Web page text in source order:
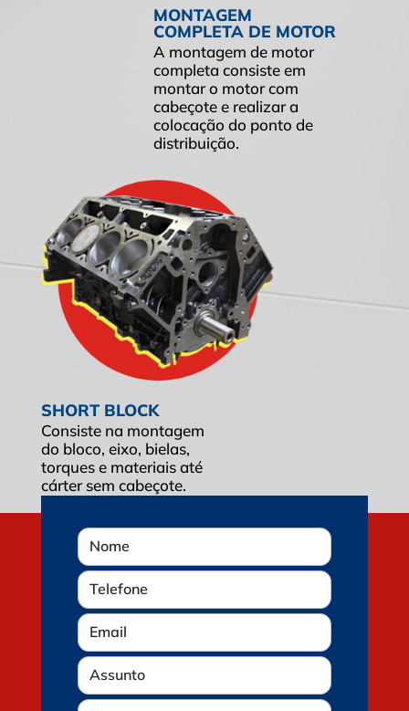
MONTAGEM
COMPLETA DE MOTOR
A montagem de motor
completa consiste em
montar o motor com
cabeçote e realizar a
colocação do ponto de
distribuição.
SHORT BLOCK
Consiste na montagem
do bloco, eixo, bielas,
torques e materiais até
cárter sem cabeçote.